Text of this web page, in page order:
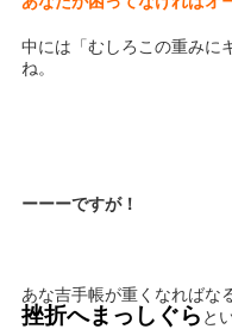
中には「むしろこの重みに
ね。
ーーーですが！
あな吉手帳が重くなればな
挫折へまっしぐら と